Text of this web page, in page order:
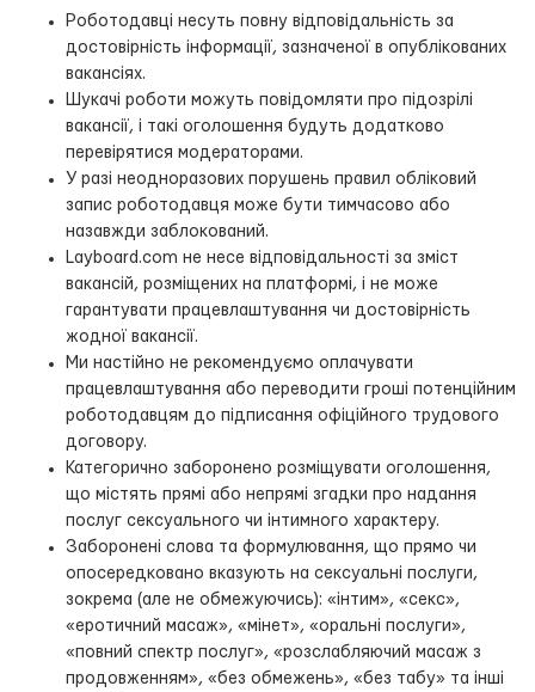
Роботодавці несуть повну відповідальність за
достовірність інформації, зазначеної в опублікованих
вакансіях.
Шукачі роботи можуть повідомляти про підозрілі
вакансії, і такі оголошення будуть додатково
перевірятися модераторами.
У разі неодноразових порушень правил обліковий
запис роботодавця може бути тимчасово або
назавжди заблокований.
Layboard.com не несе відповідальності за зміст
вакансій, розміщених на платформі, і не може
гарантувати працевлаштування чи достовірність
жодної вакансії.
Ми настійно не рекомендуємо оплачувати
працевлаштування або переводити гроші потенційним
роботодавцям до підписання офіційного трудового
договору.
Категорично заборонено розміщувати оголошення,
що містять прямі або непрямі згадки про надання
послуг сексуального чи інтимного характеру.
Заборонені слова та формулювання, що прямо чи
опосередковано вказують на сексуальні послуги,
зокрема (але не обмежуючись): «інтим», «секс»,
«еротичний масаж», «мінет», «оральні послуги»,
«повний спектр послуг», «розслабляючий масаж з
продовженням», «без обмежень», «без табу» та інші